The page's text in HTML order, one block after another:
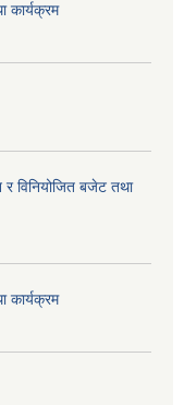
कार्यक्रम
विनियोजित बजेट तथा
कार्यक्रम